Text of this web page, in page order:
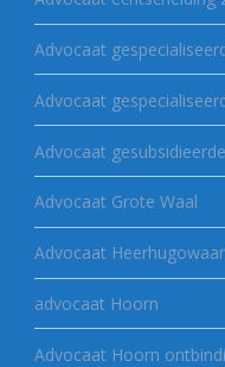
Advocaat
Advocaat
Advocaat
Advocaat Grote Waal
Advocaat
advocaat Hoorn
Advocaat Hoorn